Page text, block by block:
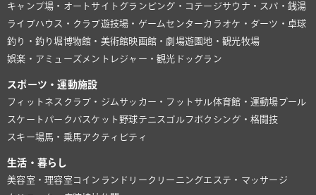
キャンプ場・オートサイト グランピング・コテージサウナ・スパ・銭湯
ライブハウス・クラブ遊技場・ゲームセンターカラオケ・ダーツ・卓球
釣り・釣り堀博物館・美術館映画館・劇場遊園地・観光牧場
娯楽・アミューズメント レジャー・観光 ドッグラン
スポーツ・運動施設
フィットネスクラブ・ジム サッカー・フットサル体育館・運動場プール
スケートパーク バスケット 野球テニス ゴルフ ボクシング・格闘技
スキー場馬・乗馬アクティビティ
生活・暮らし
美容室・理容室 コインランドリー クリーニングエステ・マッサージ